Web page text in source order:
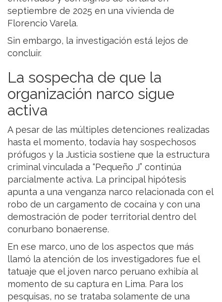
septiembre de 2025 en una vivienda de
Florencio Varela.
Sin embargo, la investigación está lejos de
concluir.
La sospecha de que la
organización narco sigue
activa
A pesar de las múltiples detenciones realizadas
hasta el momento, todavía hay sospechosos
prófugos y la Justicia sostiene que la estructura
criminal vinculada a “Pequeño J” continúa
parcialmente activa. La principal hipótesis
apunta a una venganza narco relacionada con el
robo de un cargamento de cocaína y con una
demostración de poder territorial dentro del
conurbano bonaerense.
En ese marco, uno de los aspectos que más
llamó la atención de los investigadores fue el
tatuaje que el joven narco peruano exhibía al
momento de su captura en Lima. Para los
pesquisas, no se trataba solamente de una